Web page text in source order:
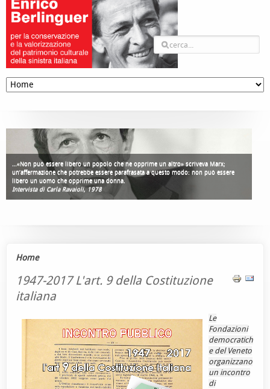
…«Non può essere libero un popolo che ne opprime un altro» scriveva Marx;
un’affermazione che potrebbe essere parafrasata a questo modo: non può essere
libero un uomo che opprime una donna.
Intervista di Carla Ravaioli, 1978
Home
1947-2017 L'art. 9 della Costituzione
italiana
Le
Fondazioni
democratich
e del Veneto
organizzano
un incontro
di